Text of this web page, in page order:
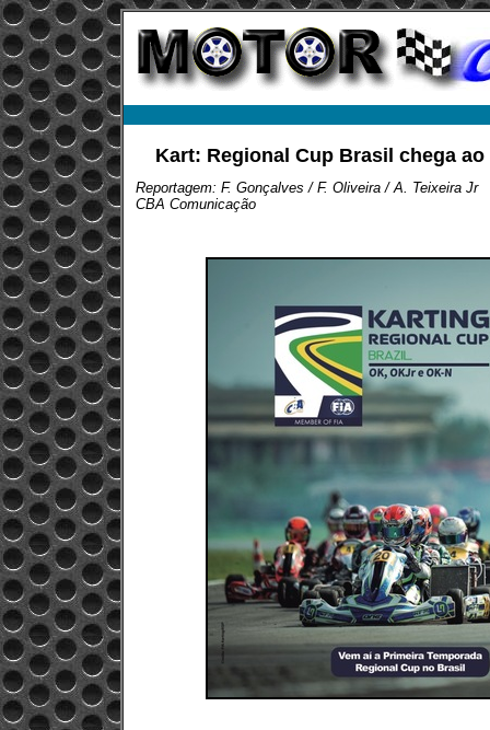
Kart: Regional Cup Brasil chega
Reportagem: F. Gonçalves / F. Oliveira / A. Teixeira Jr
CBA Comunicação